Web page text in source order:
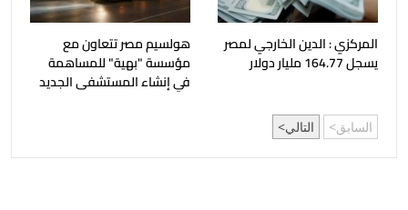
المركزي : الدين الخارجي لمصر
يسجل 164.77 مليار دولار
هولسيم مصر تتعاون مع
مؤسسة "بهية" للمساهمة
في إنشاء المستشفى الجديد
السابق التالي